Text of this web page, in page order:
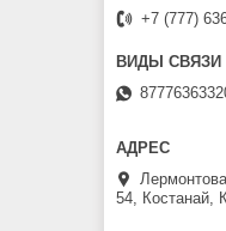
+7 (777)
54, Костанай,